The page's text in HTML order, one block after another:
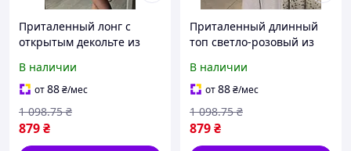
Приталенный лонг с
открытым декольте из
цвета для создания
стильных образов
В наличии
от88₴/мес
879₴
1 098.75 ₴
Приталенный длинный
топ светло-розовый из
бавовны для создания
стильных образов
В наличии
от88₴/мес
879₴
1 098.75 ₴